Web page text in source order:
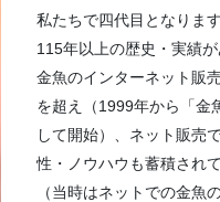
私たちで四代目となりま
115年以上の歴史・実績が
金魚のインターネット販
を超え（1999年から「金
して開始）、ネット販売
性・ノウハウも蓄積されて
（当時はネットでの金魚